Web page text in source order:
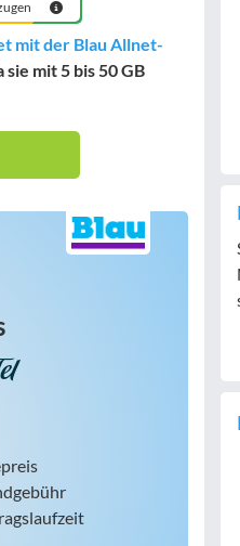
mit der Blau Allnet-
mit 5 bis 50 GB